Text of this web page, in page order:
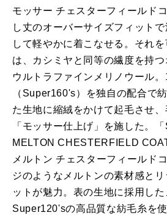
モッサー チェスターフィールド
し丈のオーバーサイズフィット
して軽やかに着こなせる。それ
は、カシミヤと同等の繊度を持
ウルトラファインメリノウール
（Super160's）を独自の配合で
た生地に縮絨をかけて起毛させ
「モッサー仕上げ」を施した。
MELTON CHESTERFIELD
メルトン チェスターフィールド
ジのようなメルトンの素材感と
ットが魅力。表の生地に採用した
Super120'sの高品質な紡毛糸を